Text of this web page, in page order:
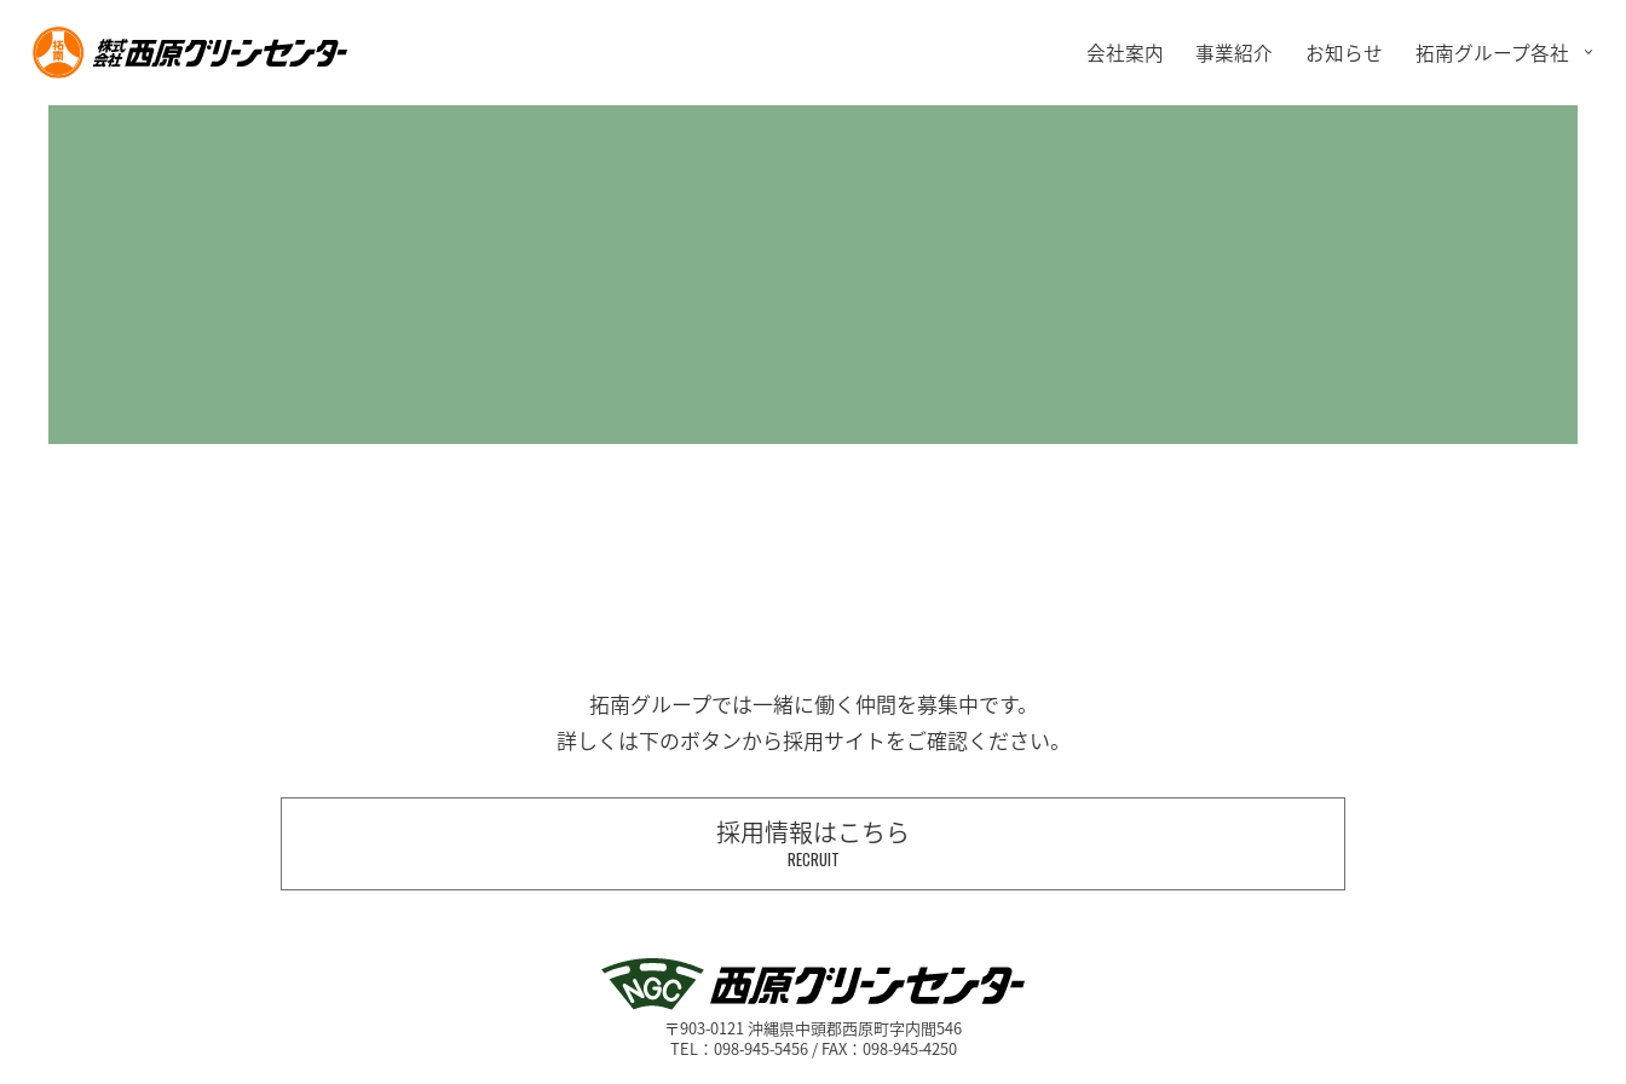
会社案内 事業紹介 お知らせ 拓南グループ各社
拓南グループでは一緒に働く 仲間を募集中です。
詳しくは下のボタンから採用サイトをご確認ください。
採用情報はこちら
RECRUIT
〒903-0121 沖縄県中頭郡西原町字内間546
TEL：098-945-5456 / FAX：098-945-4250